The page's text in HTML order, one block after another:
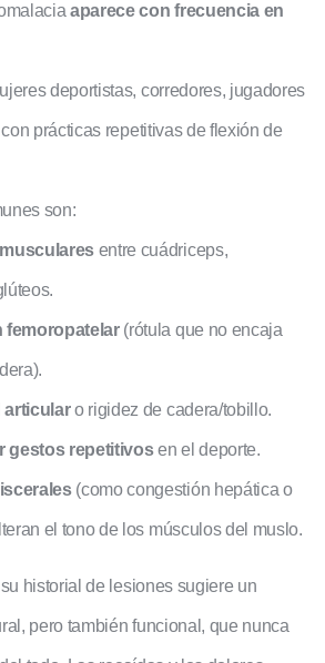
aparece con frecuencia en
deportistas, corredores, jugadores
prácticas repetitivas de flexión de
son:
entre cuádriceps,
femoropatelar(rótula que no encaja
articularo rigidez de cadera/tobillo.
gestos repetitivosen el deporte.
(como congestión hepática o
el tono de los músculos del muslo.
historial de lesiones sugiere un
pero también funcional, que nunca